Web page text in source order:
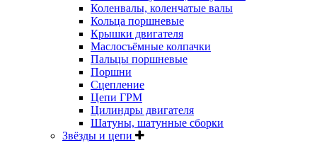
Коленвалы, коленчатые валы
Кольца поршневые
Крышки двигателя
Маслосъёмные колпачки
Пальцы поршневые
Поршни
Сцепление
Цепи ГРМ
Цилиндры двигателя
Шатуны, шатунные сборки
Звёзды и цепи